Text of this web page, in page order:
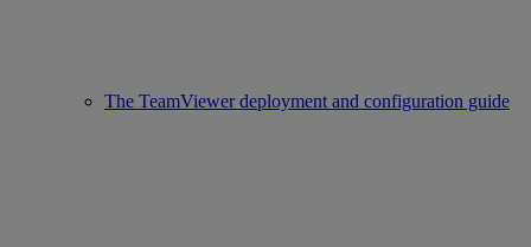
The TeamViewer deployment and configuration guide